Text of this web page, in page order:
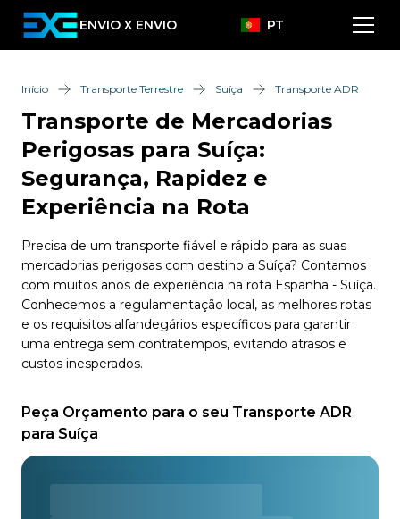
ENVIO X ENVIO PT
Início Transporte Terrestre Suíça Transporte ADR
Transporte de Mercadorias
Perigosas para Suíça:
Segurança, Rapidez e
Experiência na Rota
Precisa de um transporte fiável e rápido para as suas
mercadorias perigosas com destino a Suíça? Contamos
com muitos anos de experiência na rota Espanha - Suíça.
Conhecemos a regulamentação local, as melhores rotas
e os requisitos alfandegários específicos para garantir
uma entrega sem contratempos, evitando atrasos e
custos inesperados.
Peça Orçamento para o seu Transporte ADR
para Suíça